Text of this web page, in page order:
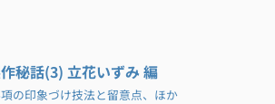
秘話(3) 立花いずみ 編
の印象づけ技法と留意点、ほか